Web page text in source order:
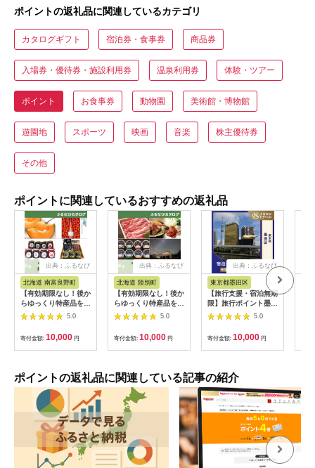
ポイントの返礼品に関連しているカテゴリ
カタログギフト 宿泊券・食事券 商品券
入場券・優待券・施設利用券 温泉利用券 体験・ツアー
ポイント お食事券 動物園 美術館・博物館
遊園地 スポーツ 映画 音楽 株主優待券
その他
ポイントに関連しているおすすめの返礼品
出典：ふるなび
北海道 南富良野町
【有効期限なし！後か
らゆっくり特産品を選
べる】北海道南富良野
町カタログポイント
5.0
寄付金額: 10,000 円
出典：ふるなび
北海道 陸別町
【有効期限なし！後か
らゆっくり特産品を選
べる】北海道陸別町カ
タログポイント
5.0
寄付金額: 10,000 円
出典：ふるなび
東京都墨田区
【旅行支援・宿泊無期
限】旅行ポイント墨田
区ふるなびトラベルポ
5.0
寄付金額: 10,000 円
ポイントの返礼品に関連している記事の紹介